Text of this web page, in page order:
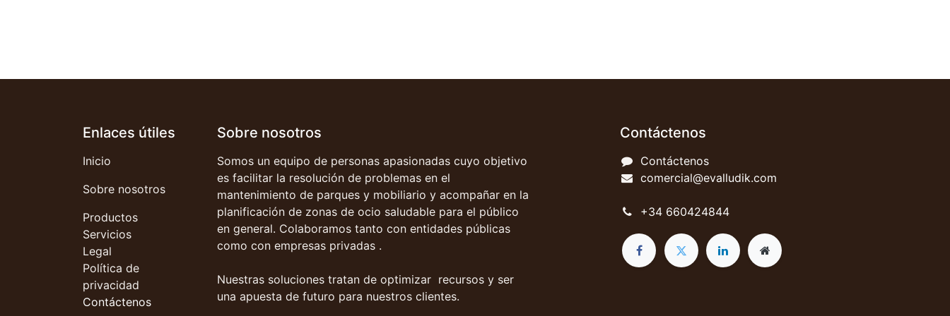
Enlaces útiles
Inicio
Sobre nosotros
Productos
Servicios
Legal
Política de
privacidad
Contáctenos
Sobre nosotros
Somos un equipo de personas apasionadas cuyo objetivo
es facilitar la resolución de problemas en el
mantenimiento de parques y mobiliario y acompañar en la
planificación de zonas de ocio saludable para el público
en general. Colaboramos tanto con entidades públicas
como con empresas privadas .
Nuestras soluciones tratan de optimizar recursos y ser
una apuesta de futuro para nuestros clientes.
Contáctenos
Contáctenos
comercial@evalludik.com
+34 660424844